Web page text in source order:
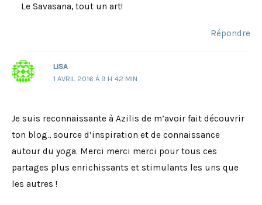
Le Savasana, tout un art!
Répondre
LISA
1 AVRIL 2016 À 9 H 42 MIN
Je suis reconnaissante à Azilis de m’avoir fait découvrir
ton blog., source d’inspiration et de connaissance
autour du yoga. Merci merci merci pour tous ces
partages plus enrichissants et stimulants les uns que
les autres !